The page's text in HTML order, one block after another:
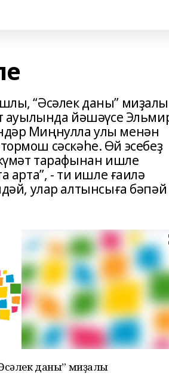
“Әсәлек даны” миҙалы
ауылында йәшәүсе
Миңнулла улы менән
сәскәһе. Өй эсебеҙ
тарафынан ишле
арта”, - ти ишле ғаилә
улар алтынсыға бәпәй
даны” миҙалы